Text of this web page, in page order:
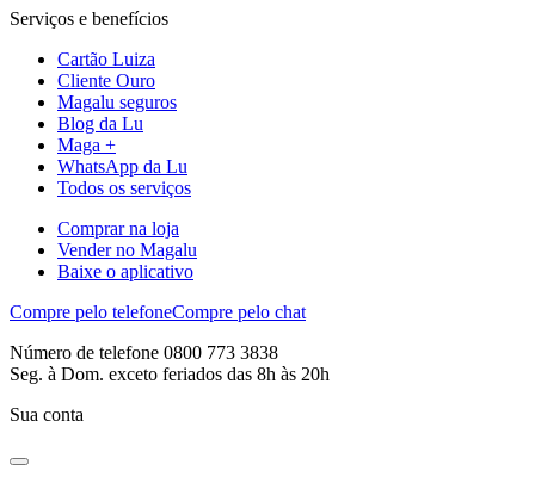
Serviços e benefícios
Cartão Luiza
Cliente Ouro
Magalu seguros
Blog da Lu
Maga +
WhatsApp da Lu
Todos os serviços
Comprar na loja
Vender no Magalu
Baixe o aplicativo
Compre pelo telefoneCompre pelo chat
Número de telefone 0800 773 3838
Seg. à Dom. exceto feriados das 8h às 20h
Sua conta